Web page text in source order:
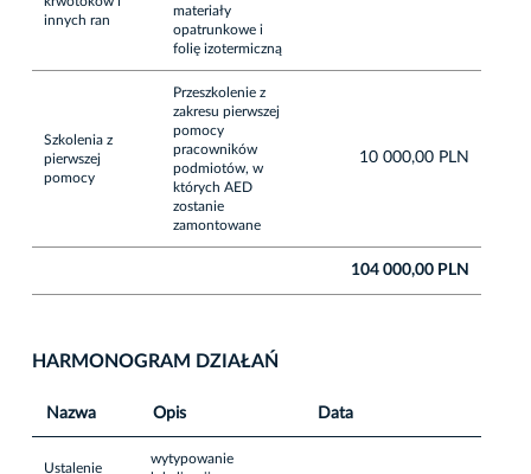
innych ran
materiały
opatrunkowe i
folię izotermiczną
Szkolenia z
pierwszej
pomocy
Przeszkolenie z
zakresu pierwszej
pomocy
pracowników
podmiotów, w
których AED
zostanie
zamontowane
10 000,00 PLN
104 000,00 PLN
HARMONOGRAM DZIAŁAŃ
Nazwa Opis Data
Ustalenie
wytypowanie